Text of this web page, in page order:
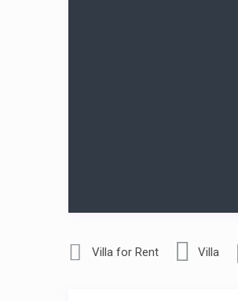
Villa for Rent Villa